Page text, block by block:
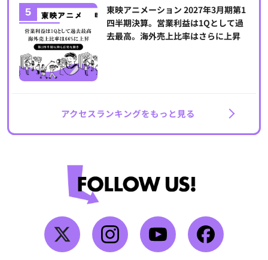
東映アニメーション 2027年3月期第1
四半期決算。営業利益は1Qとして過
去最高。海外売上比率はさらに上昇
アクセスランキングをもっと見る